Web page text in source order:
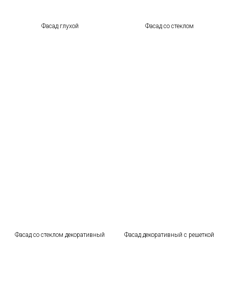
Фасад глухой Фасад со стеклом
Фасад со стеклом декоративный Фасад декоративный с решеткой